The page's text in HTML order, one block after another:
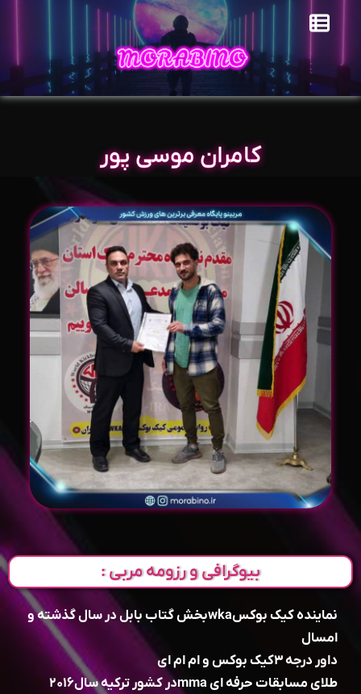
کامران موسی پور
بیوگرافی و رزومه مربی :
نماینده کیک بوکسwkaبخش گتاب بابل در سال گذشته و
امسال
داور درجه ۳کیک بوکس و ام ام ای
طلای مسابقات حرفه ای mmaدر کشور ترکیه سال۲۰۱۶